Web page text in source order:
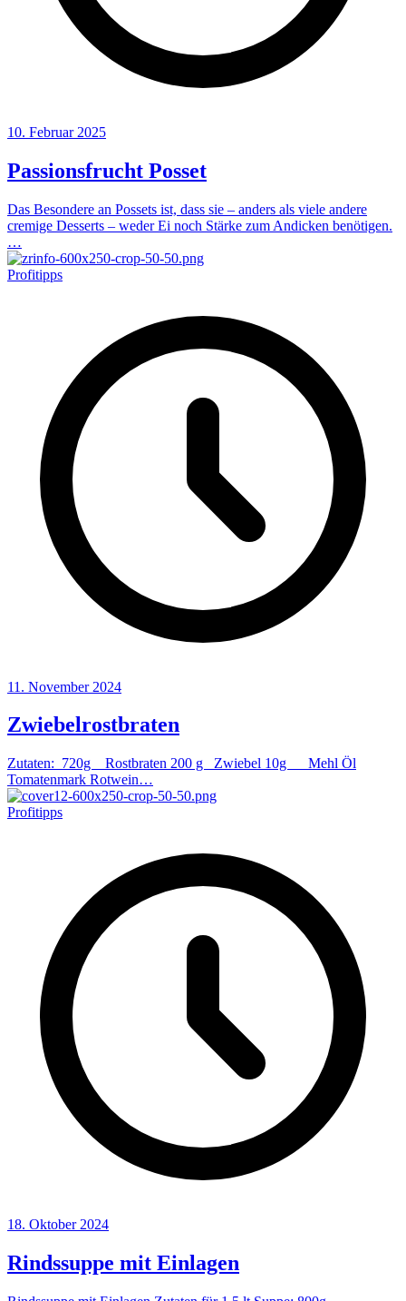
10. Februar 2025
Passionsfrucht Posset
Das Besondere an Possets ist, dass sie – anders als viele andere
cremige Desserts – weder Ei noch Stärke zum Andicken benötigen.
…
Profitipps
11. November 2024
Zwiebelrostbraten
Zutaten: 720g Rostbraten 200 g Zwiebel 10g Mehl Öl
Tomatenmark Rotwein…
Profitipps
18. Oktober 2024
Rindssuppe mit Einlagen